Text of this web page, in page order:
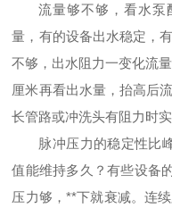
流量够不够，看水泵
量，有的设备出水稳定，
不够，出水阻力一变化流
厘米再看出水量，抬高后
长管路或冲洗头有阻力时
脉冲压力的稳定性比
值能维持多久？有些设备
压力够，**下就衰减。连